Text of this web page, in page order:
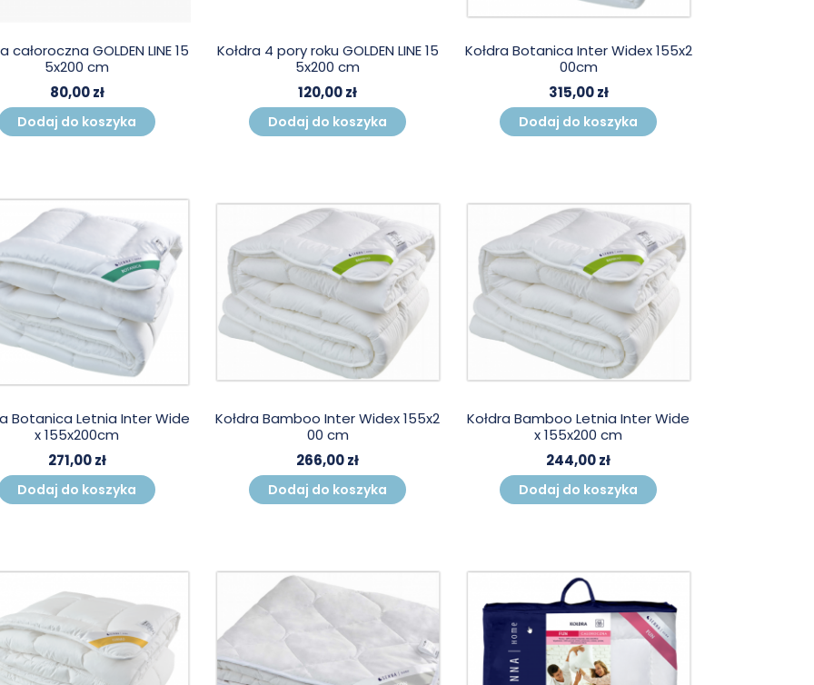
całoroczna GOLDEN LINE 15
5x200 cm
80,00 zł
Dodaj do koszyka
Kołdra 4 pory roku GOLDEN LINE 15
5x200 cm
120,00 zł
Dodaj do koszyka
Kołdra Botanica Inter Widex 155x2
00cm
315,00 zł
Dodaj do koszyka
Botanica Letnia Inter Wide
x 155x200cm
271,00 zł
Dodaj do koszyka
Kołdra Bamboo Inter Widex 155x2
00 cm
266,00 zł
Dodaj do koszyka
Kołdra Bamboo Letnia Inter Wide
x 155x200 cm
244,00 zł
Dodaj do koszyka